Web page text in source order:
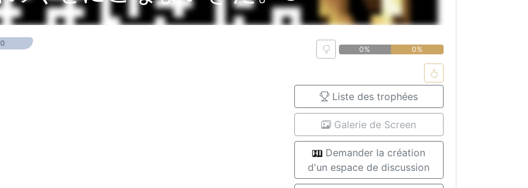
0
0% 0%
Liste des trophées
Galerie de Screen
Demander la création
d'un espace de discussion